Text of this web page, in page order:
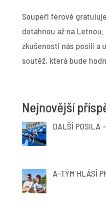
Soupeři férově
dotáhnou až na
zkušenosti nás posílí a
soutěž, která bude
Nejnovější
DALŠÍ POSILA
A-TÝM HLÁSÍ